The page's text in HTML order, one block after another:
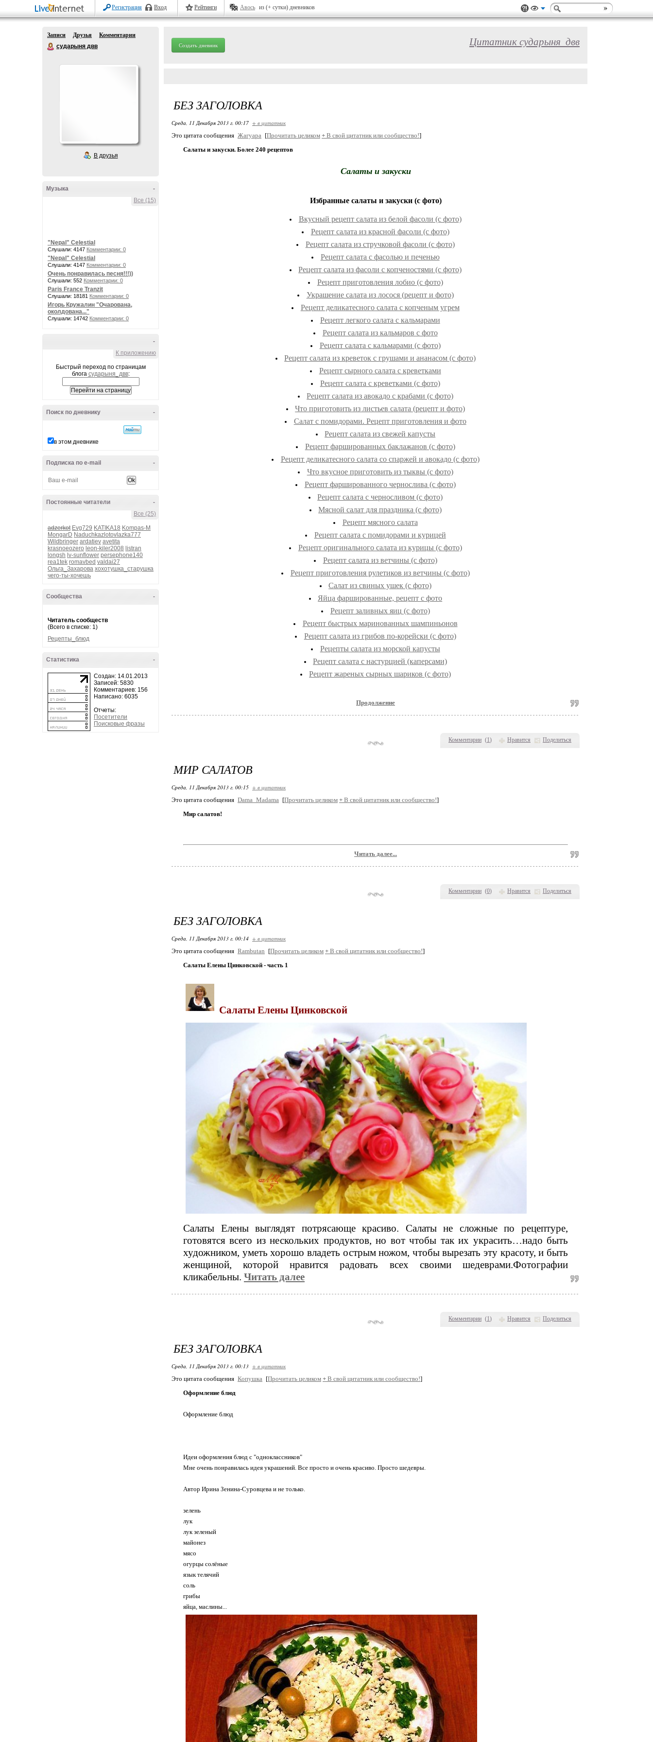
Регистрация Вход Рейтинги Авось из (+ сутки) дневников
Записи Друзья
Комментарии
сударыня двв
В друзья
-
Музыка
Все (15)
"Nepal" Celestial
Слушали: 4147 Комментарии: 0
"Nepal" Celestial
Слушали: 4147 Комментарии: 0
Очень понравилась песня!!!))
Слушали: 552 Комментарии: 0
Paris France Tranzit
Слушали: 18181 Комментарии: 0
Игорь Кружалин "Очарована,
околдована..."
Слушали: 14742 Комментарии: 0
-
К приложению
Быстрый переход по страницам
блога сударыня_двв:
-
Поиск по дневнику
в этом дневнике
-
Подписка по e-mail
-
Постоянные читатели
Все (25)
adzerkot Evg729 KATIKA18 Kompas-M
MongarD Naduchkazlotovlazka777
Wildbringer ardatiev avetita
krasnoeozero leon-kiler2008 listran
longsh lv-sunflower persephone140
rea1tek romavbed valdai27
Ольга_Захарова хохотушка_старушка
чего-ты-хочешь
-
Сообщества
Читатель сообществ
(Всего в списке: 1)
Рецепты_блюд
-
Статистика
Создан: 14.01.2013
Записей: 5830
Комментариев: 156
Написано: 6035
Отчеты:
Посетители
Поисковые фразы
Создать дневник Цитатник сударыня_двв
Комментарии (1) Нравится Поделиться
БЕЗ ЗАГОЛОВКА
Среда, 11 Декабря 2013 г. 00:17 + в цитатник
Это цитата сообщения Жагуара [Прочитать целиком + В свой цитатник или сообщество!]
Салаты и закуски. Более 240 рецептов
Салаты и закуски
Избранные салаты и закуски (с фото)
Вкусный рецепт салата из белой фасоли (с фото)
Рецепт салата из красной фасоли (с фото)
Рецепт салата из стручковой фасоли (с фото)
Рецепт салата с фасолью и печенью
Рецепт салата из фасоли с копченостями (с фото)
Рецепт приготовления лобио (с фото)
Украшение салата из лосося (рецепт и фото)
Рецепт деликатесного салата с копченым угрем
Рецепт легкого салата с кальмарами
Рецепт салата из кальмаров с фото
Рецепт салата с кальмарами (с фото)
Рецепт салата из креветок с грушами и ананасом (с фото)
Рецепт сырного салата с креветками
Рецепт салата с креветками (с фото)
Рецепт салата из авокадо с крабами (с фото)
Что приготовить из листьев салата (рецепт и фото)
Салат с помидорами. Рецепт приготовления и фото
Рецепт салата из свежей капусты
Рецепт фаршированных баклажанов (с фото)
Рецепт деликатесного салата со спаржей и авокадо (с фото)
Что вкусное приготовить из тыквы (с фото)
Рецепт фаршированного чернослива (с фото)
Рецепт салата с черносливом (с фото)
Мясной салат для праздника (с фото)
Рецепт мясного салата
Рецепт салата с помидорами и курицей
Рецепт оригинального салата из курицы (с фото)
Рецепт салата из ветчины (с фото)
Рецепт приготовления рулетиков из ветчины (с фото)
Салат из свиных ушек (с фото)
Яйца фаршированные, рецепт с фото
Рецепт заливных яиц (с фото)
Рецепт быстрых маринованных шампиньонов
Рецепт салата из грибов по-корейски (с фото)
Рецепты салата из морской капусты
Рецепт салата с настурцией (каперсами)
Рецепт жареных сырных шариков (с фото)
Продолжение
Комментарии (0) Нравится Поделиться
МИР САЛАТОВ
Среда, 11 Декабря 2013 г. 00:15 + в цитатник
Это цитата сообщения Dama_Madama [Прочитать целиком + В свой цитатник или сообщество!]
Мир салатов!
Читать далее...
Комментарии (1) Нравится Поделиться
БЕЗ ЗАГОЛОВКА
Среда, 11 Декабря 2013 г. 00:14 + в цитатник
Это цитата сообщения Rambutan [Прочитать целиком + В свой цитатник или сообщество!]
Салаты Елены Цинковской - часть 1
Салаты Елены Цинковской
Салаты Елены выглядят потрясающе красиво. Салаты не сложные по рецептуре,
готовятся всего из нескольких продуктов, но вот чтобы так их украсить…надо быть
художником, уметь хорошо владеть острым ножом, чтобы вырезать эту красоту, и быть
женщиной, которой нравится радовать всех своими шедеврами.Фотографии
кликабельны. Читать далее
БЕЗ ЗАГОЛОВКА
Среда, 11 Декабря 2013 г. 00:13 + в цитатник
Это цитата сообщения Копушка [Прочитать целиком + В свой цитатник или сообщество!]
Оформление блюд
Оформление блюд
Идеи оформления блюд с "одноклассников"
Мне очень понравилась идея украшений. Все просто и очень красиво. Просто шедевры.
Автор Ирина Зенина-Суровцева и не только.
зелень
лук
лук зеленый
майонез
мясо
огурцы солёные
язык телячий
соль
грибы
яйца, маслины...